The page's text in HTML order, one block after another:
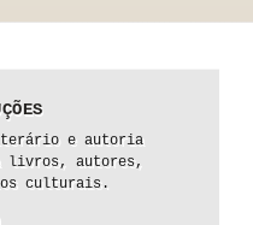
e autoria
livros, autores,
culturais.